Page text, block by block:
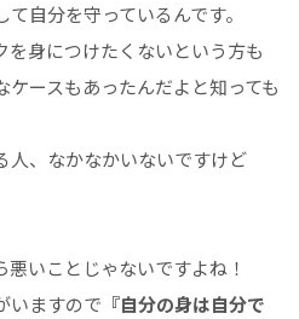
自分を守っているんです。
を身につけたくないという方も
ースもあったんだよと知っても
人、なかなかいないですけど
いことじゃないですよね！
いますので 『自分の身は自分で